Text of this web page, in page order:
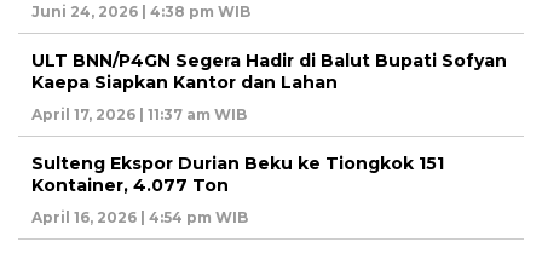
Juni 24, 2026 | 4:38 pm WIB
ULT BNN/P4GN Segera Hadir di Balut Bupati Sofyan
Kaepa Siapkan Kantor dan Lahan
April 17, 2026 | 11:37 am WIB
Sulteng Ekspor Durian Beku ke Tiongkok 151
Kontainer, 4.077 Ton
April 16, 2026 | 4:54 pm WIB